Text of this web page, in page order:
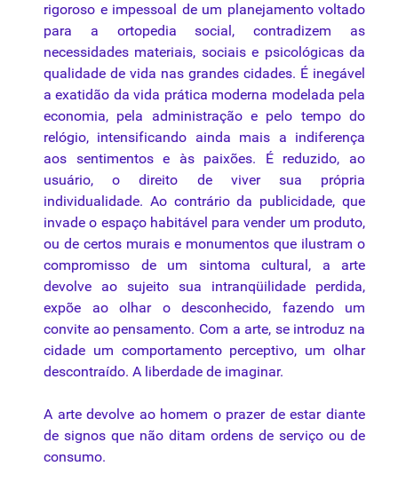
rigoroso e impessoal de um planejamento voltado
para a ortopedia social, contradizem as
necessidades materiais, sociais e psicológicas da
qualidade de vida nas grandes cidades. É inegável
a exatidão da vida prática moderna modelada pela
economia, pela administração e pelo tempo do
relógio, intensificando ainda mais a indiferença
aos sentimentos e às paixões. É reduzido, ao
usuário, o direito de viver sua própria
individualidade. Ao contrárioda publicidade,que
invade o espaçohabitável para vender um produto,
ou de certos murais e monumentos que ilustram o
compromisso de um sintoma cultural, a arte
devolve ao sujeito sua intranqüilidade perdida,
expõe ao olharo desconhecido, fazendo um
convite ao pensamento. Com a arte, se introduz na
cidade um comportamento perceptivo, um olhar
descontraído. A liberdade de imaginar.
A artedevolve aohomem o prazer de estar diante
de signos que não ditam ordens de serviço ou de
consumo.